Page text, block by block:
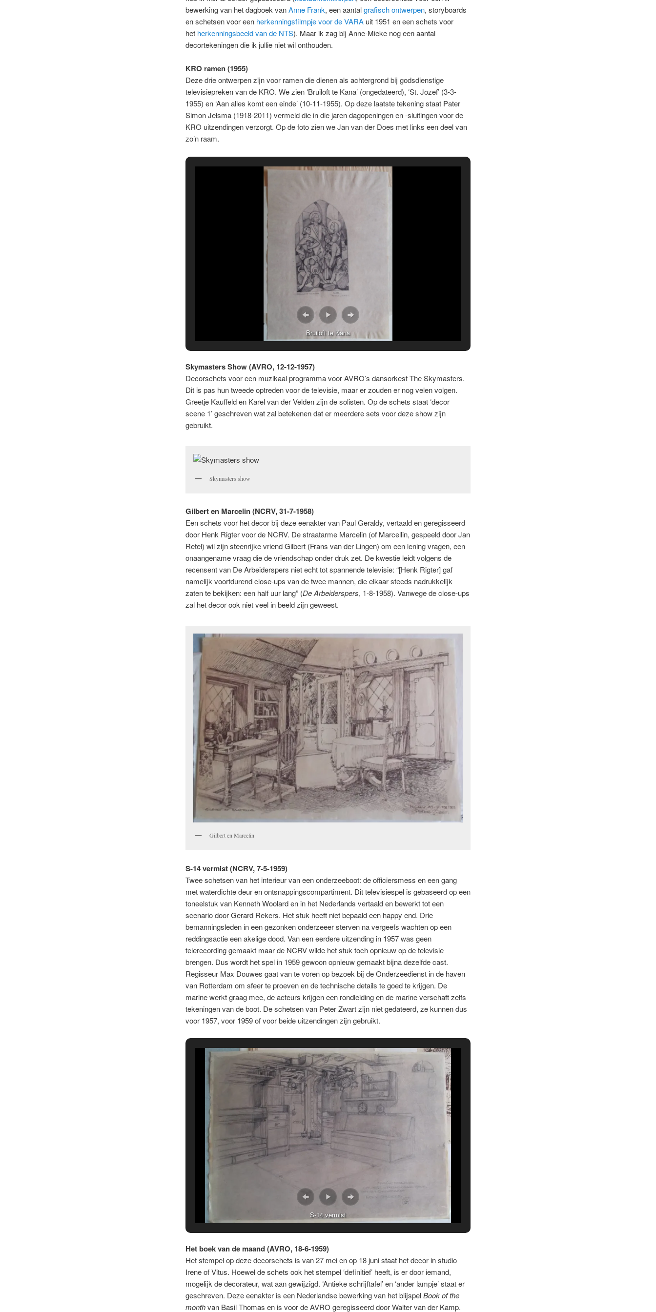
bewerking van het dagboek vanAnne Frank, een aantalgrafisch ontwerpen, storyboards
en schetsen voor een herkenningsfilmpje voor de VARAuit 1951 en een schets voor
het herkenningsbeeld van de NTS). Maar ik zag bij Anne-Mieke nog een aantal
decortekeningen die ik jullie niet wil onthouden.
KRO ramen (1955)
Deze drie ontwerpen zijn voor ramen die dienen als achtergrond bij godsdienstige
televisiepreken van de KRO. We zien ‘Bruiloft te Kana’ (ongedateerd), ‘St. Jozef’ (3-3-
1955) en ‘Aan alles komt een einde’ (10-11-1955). Op deze laatste tekening staat Pater
Simon Jelsma (1918-2011) vermeld die in die jaren dagopeningen en -sluitingen voor de
KRO uitzendingen verzorgt. Op de foto zien we Jan van der Does met links een deel van
zo’n raam.
Bruiloft te Kana
Skymasters Show (AVRO, 12-12-1957)
Decorschets voor een muzikaal programma voor AVRO’s dansorkest The Skymasters.
Dit is pas hun tweede optreden voor de televisie, maar er zouden er nog velen volgen.
Greetje Kauffeld en Karel van der Velden zijn de solisten. Op de schets staat ‘decor
scene 1’ geschreven wat zal betekenen dat er meerdere sets voor deze show zijn
gebruikt.
Skymasters show
Gilbert en Marcelin (NCRV, 31-7-1958)
Een schets voor het decor bij deze eenakter van Paul Geraldy, vertaald en geregisseerd
door Henk Rigter voor de NCRV. De straatarme Marcelin (of Marcellin, gespeeld door Jan
Retel) wil zijn steenrijke vriend Gilbert (Frans van der Lingen) om een lening vragen, een
onaangename vraag die de vriendschap onder druk zet. De kwestie leidt volgens de
recensent van De Arbeiderspers niet echt tot spannende televisie: “[Henk Rigter] gaf
namelijk voortdurend close-ups van de twee mannen, die elkaar steeds nadrukkelijk
zaten te bekijken: een half uur lang” (De Arbeiderspers, 1-8-1958). Vanwege de close-ups
zal het decor ook niet veel in beeld zijn geweest.
Gilbert en Marcelin
S-14 vermist (NCRV, 7-5-1959)
Twee schetsen van het interieur van een onderzeeboot: de officiersmess en een gang
met waterdichte deur en ontsnappingscompartiment. Dit televisiespel is gebaseerd op een
toneelstuk van Kenneth Woolard en in het Nederlands vertaald en bewerkt tot een
scenario door Gerard Rekers. Het stuk heeft niet bepaald een happy end. Drie
bemanningsleden in een gezonken onderzeeer sterven na vergeefs wachten op een
reddingsactie een akelige dood. Van een eerdere uitzending in 1957 was geen
telerecording gemaakt maar de NCRV wilde het stuk toch opnieuw op de televisie
brengen. Dus wordt het spel in 1959 gewoon opnieuw gemaakt bijna dezelfde cast.
Regisseur Max Douwes gaat van te voren op bezoek bij de Onderzeedienst in de haven
van Rotterdam om sfeer te proeven en de technische details te goed te krijgen. De
marine werkt graag mee, de acteurs krijgen een rondleiding en de marine verschaft zelfs
tekeningen van de boot. De schetsen van Peter Zwart zijn niet gedateerd, ze kunnen dus
voor 1957, voor 1959 of voor beide uitzendingen zijn gebruikt.
S-14 vermist
Het boek van de maand (AVRO, 18-6-1959)
Het stempel op deze decorschets is van 27 mei en op 18 juni staat het decor in studio
Irene of Vitus. Hoewel de schets ook het stempel ‘definitief’ heeft, is er door iemand,
mogelijk de decorateur, wat aan gewijzigd. ‘Antieke schrijftafel’ en ‘ander lampje’ staat er
geschreven. Deze eenakter is een Nederlandse bewerking van het blijspelBook of the
monthvan Basil Thomas en is voor de AVRO geregisseerd door Walter van der Kamp.